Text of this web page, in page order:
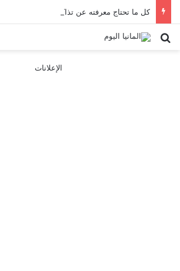
كل ما تحتاج معرفته عن تذاكر ووسائل النقل في
بحث عن
الإعلانات